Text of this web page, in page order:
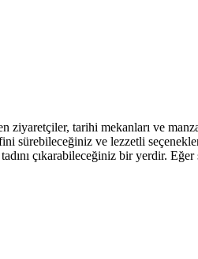
tarihi mekanları ve
sürebileceğiniz ve lezzetli
çıkarabileceğiniz bir yerdir. Eğer